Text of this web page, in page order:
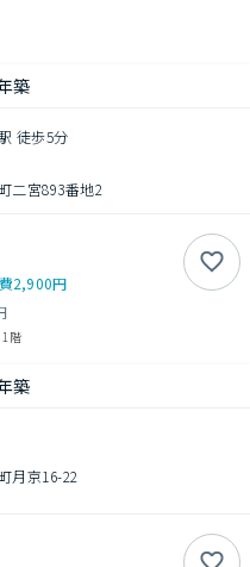
築
徒歩5分
二宮893番地2
2,900円
1階
築
月京16-22